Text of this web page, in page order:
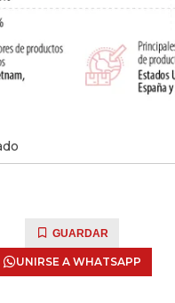
GUARDAR
UNIRSE A WHATSAPP